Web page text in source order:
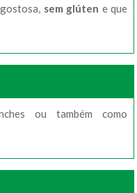
sem glúten e que
ou também como